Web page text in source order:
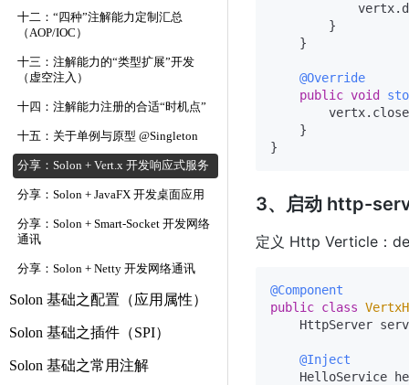
十二：“四种”注解能力定制汇总
（AOP/IOC）
十三：注解能力的“类型扩展”开发
（虚空注入）
十四：注解能力注册的合适“时机点”
十五：关于单例与原型 @Singleton
分享：Solon + Vert.x 开发响应式服务
分享：Solon + JavaFX 开发桌面应用
分享：Solon + Smart-Socket 开发网络
通讯
分享：Solon + Netty 开发网络通讯
Solon 基础之配置（应用属性）
Solon 基础之插件（SPI）
Solon 基础之常用注解
        }
    }
@Override
public void
    }
3、启动 http-
定义 Http Verticle：
@Component
public class
HttpServer
@Inject
HelloService